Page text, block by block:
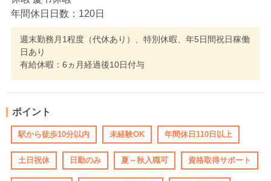
年間休日日数：120日
週末勤務月1程度（代休あり）、特別休暇、年5日間祝日稼働
日あり
有給休暇：6ヵ月経過後10日付与
ポイント
駅から徒歩10分以内 未経験OK 年間休日110日以上
土日祝休 日勤のみ 夏～秋入職可 資格取得サポート